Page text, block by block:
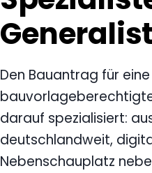
Den Bauantrag für
darauf spezialisiert:
deutschlandweit,
Nebenschauplatz